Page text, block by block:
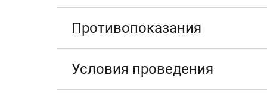
Противопоказания
Условия проведения